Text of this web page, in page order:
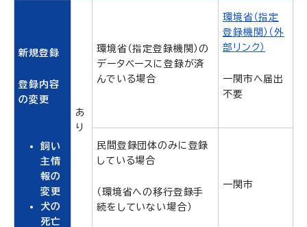
新規登録
登録内容
の変更
飼い
主情
報の
変更
犬の
死亡
あ
り
環境省（指定登録機関）の
データベースに登録が済
んでいる場合
環境省（指定
登録機関）（外
部リンク）
一関市へ届出
不要
民間登録団体のみに登録
している場合
（環境省への移行登録手
続をしていない場合）
一関市